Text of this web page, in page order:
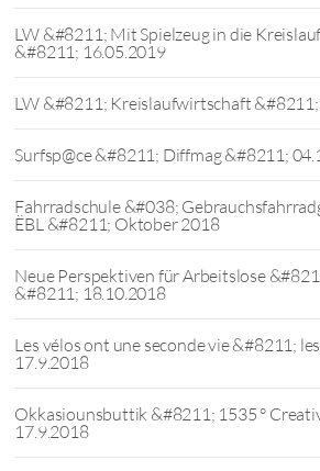
LW &#8211; Mit Spielzeug in die
&#8211; 16.05.2019
LW &#8211; Kreislaufwirtschaft
Surfsp@ce &#8211; Diffmag &#8211;
Fahrradschule &#038;
ËBL &#8211; Oktober 2018
Neue Perspektiven für Arbeitslose
&#8211; 18.10.2018
Les vélos ont une seconde vie &#8211;
17.9.2018
Okkasiounsbuttik &#8211; 1535 °
17.9.2018